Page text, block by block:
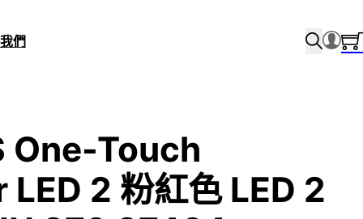
們
One-Touch
2 粉紅色 LED 2